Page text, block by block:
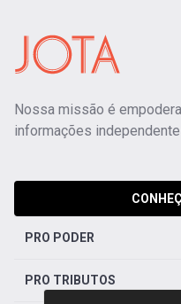
Nossa missão é
informações
PRO PODER
PRO TRIBUTOS